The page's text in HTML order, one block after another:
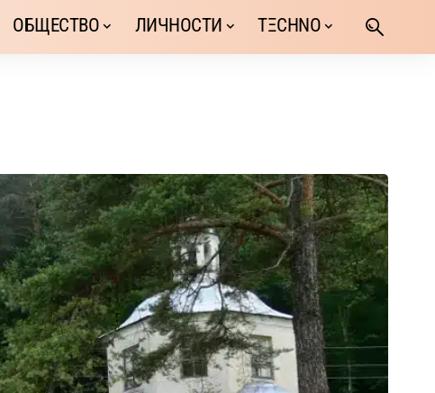
ОБЩЕСТВО ЛИЧНОСТИ TΞCHNO